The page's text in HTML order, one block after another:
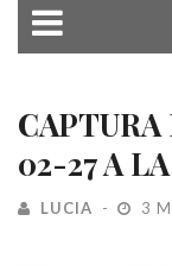
02-27 A
LUCIA 3